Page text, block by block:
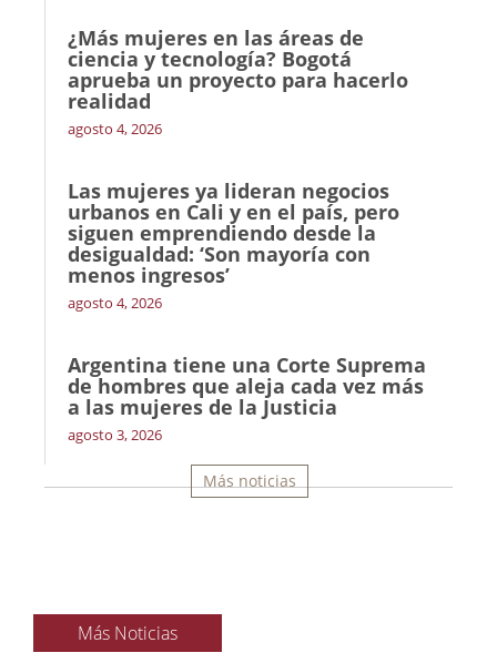
¿Más mujeres en las áreas de
ciencia y tecnología? Bogotá
aprueba un proyecto para hacerlo
realidad
agosto 4, 2026
Las mujeres ya lideran negocios
urbanos en Cali y en el país, pero
siguen emprendiendo desde la
desigualdad: ‘Son mayoría con
menos ingresos’
agosto 4, 2026
Argentina tiene una Corte Suprema
de hombres que aleja cada vez más
a las mujeres de la Justicia
agosto 3, 2026
Más noticias
Más Noticias